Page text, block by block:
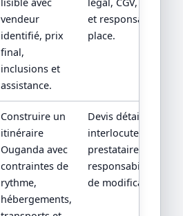
vendeur
identifié, prix
final,
inclusions et
assistance.
et responsabilité
place.
Construire un
itinéraire
Ouganda avec
contraintes de
rythme,
hébergements,
Devis détaillé,
interlocuteur,
prestataires locaux
responsabilités en
de modification.